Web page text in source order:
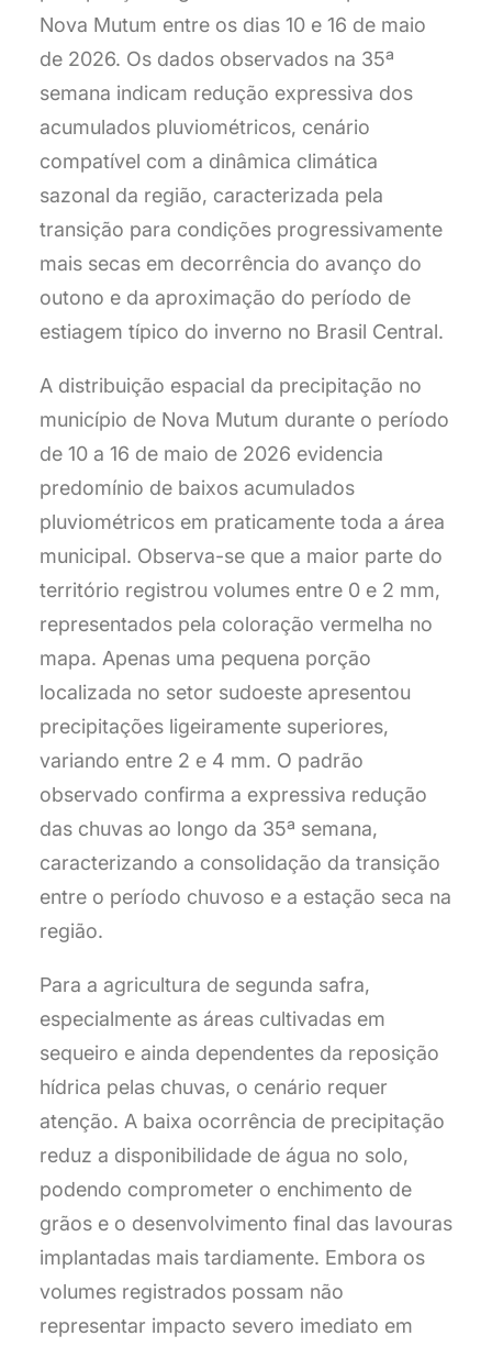
Nova Mutum entre os dias 10 e 16 de maio
de 2026. Os dados observados na 35ª
semana indicam redução expressiva dos
acumulados pluviométricos, cenário
compatível com a dinâmica climática
sazonal da região, caracterizada pela
transição para condições progressivamente
mais secas em decorrência do avanço do
outono e da aproximação do período de
estiagem típico do inverno no Brasil Central.
A distribuição espacial da precipitação no
município de Nova Mutum durante o período
de 10 a 16 de maio de 2026 evidencia
predomínio de baixos acumulados
pluviométricos em praticamente toda a área
municipal. Observa-se que a maior parte do
território registrou volumes entre 0 e 2 mm,
representados pela coloração vermelha no
mapa. Apenas uma pequena porção
localizada no setor sudoeste apresentou
precipitações ligeiramente superiores,
variando entre 2 e 4 mm. O padrão
observado confirma a expressiva redução
das chuvas ao longo da 35ª semana,
caracterizando a consolidação da transição
entre o período chuvoso e a estação seca na
região.
Para a agricultura de segunda safra,
especialmente as áreas cultivadas em
sequeiro e ainda dependentes da reposição
hídrica pelas chuvas, o cenário requer
atenção. A baixa ocorrência de precipitação
reduz a disponibilidade de água no solo,
podendo comprometer o enchimento de
grãos e o desenvolvimento final das lavouras
implantadas mais tardiamente. Embora os
volumes registrados possam não
representar impacto severo imediato em